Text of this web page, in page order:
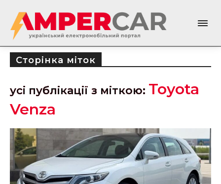
Сторінка міток
усі публікації з міткою: Toyota
Venza